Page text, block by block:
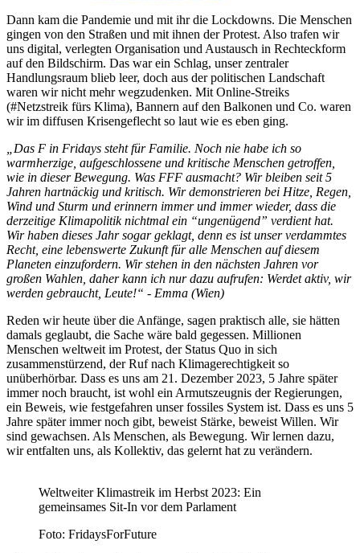
Dann kam die Pandemie und mit ihr die Lockdowns. Die Menschen
gingen von den Straßen und mit ihnen der Protest. Also trafen wir
uns digital, verlegten Organisation und Austausch in Rechteckform
auf den Bildschirm. Das war ein Schlag, unser zentraler
Handlungsraum blieb leer, doch aus der politischen Landschaft
waren wir nicht mehr wegzudenken. Mit Online-Streiks
(#Netzstreik fürs Klima), Bannern auf den Balkonen und Co. waren
wir im diffusen Krisengeflecht so laut wie es eben ging.
„Das F in Fridays steht für Familie. Noch nie habe ich so
warmherzige, aufgeschlossene und kritische Menschen getroffen,
wie in dieser Bewegung. Was FFF ausmacht? Wir bleiben seit 5
Jahren hartnäckig und kritisch. Wir demonstrieren bei Hitze, Regen,
Wind und Sturm und erinnern immer und immer wieder, dass die
derzeitige Klimapolitik nichtmal ein “ungenügend” verdient hat.
Wir haben dieses Jahr sogar geklagt, denn es ist unser verdammtes
Recht, eine lebenswerte Zukunft für alle Menschen auf diesem
Planeten einzufordern. Wir stehen in den nächsten Jahren vor
großen Wahlen, daher kann ich nur dazu aufrufen: Werdet aktiv, wir
werden gebraucht, Leute!“ - Emma (Wien)
Reden wir heute über die Anfänge, sagen praktisch alle, sie hätten
damals geglaubt, die Sache wäre bald gegessen. Millionen
Menschen weltweit im Protest, der Status Quo in sich
zusammenstürzend, der Ruf nach Klimagerechtigkeit so
unüberhörbar. Dass es uns am 21. Dezember 2023, 5 Jahre später
immer noch braucht, ist wohl ein Armutszeugnis der Regierungen,
ein Beweis, wie festgefahren unser fossiles System ist. Dass es uns 5
Jahre später immer noch gibt, beweist Stärke, beweist Willen. Wir
sind gewachsen. Als Menschen, als Bewegung. Wir lernen dazu,
wir entfalten uns, als Kollektiv, das gelernt hat zu verändern.
Weltweiter Klimastreik im Herbst 2023: Ein
gemeinsames Sit-In vor dem Parlament
Foto: FridaysForFuture